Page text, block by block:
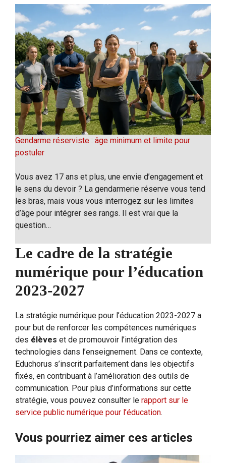
Gendarme réserviste : âge minimum et limite pour
postuler
Vous avez 17 ans et plus, une envie d’engagement et
le sens du devoir ? La gendarmerie réserve vous tend
les bras, mais vous vous interrogez sur les limites
d’âge pour intégrer ses rangs. Il est vrai que la
question…
Le cadre de la stratégie
numérique pour l’éducation
2023-2027
La stratégie numérique pour l’éducation 2023-2027 a
pour but de renforcer les compétences numériques
des élèves et de promouvoir l’intégration des
technologies dans l’enseignement. Dans ce contexte,
Educhorus s’inscrit parfaitement dans les objectifs
fixés, en contribuant à l’amélioration des outils de
communication. Pour plus d’informations sur cette
stratégie, vous pouvez consulter le rapport sur le
service public numérique pour l’éducation.
Vous pourriez aimer ces articles